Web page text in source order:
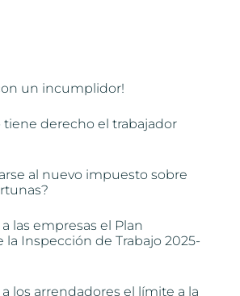
un incumplidor!
tiene derecho el trabajador
al nuevo impuesto sobre
las empresas el Plan
la Inspección de Trabajo 2025-
los arrendadores el límite a la